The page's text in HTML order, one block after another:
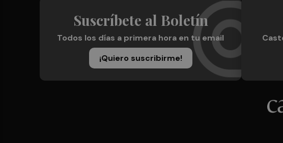
Suscríbete al Boletín
Todos los días a primera hora en tu email
¡Quiero suscribirme!